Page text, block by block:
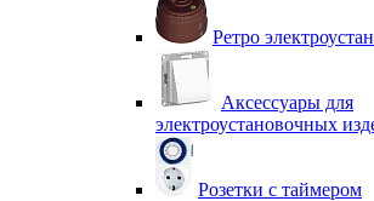
Ретро
Аксессуары для
электроустановочных
Розетки с таймером